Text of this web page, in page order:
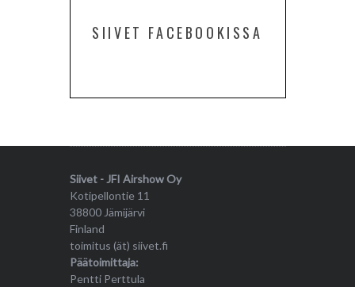
SIIVET FACEBOOKISSA
Siivet - JFI Airshow Oy
Kotipellontie 11
38800 Jämijärvi
Finland
toimitus (ät) siivet.fi
Päätoimittaja:
Pentti Perttula